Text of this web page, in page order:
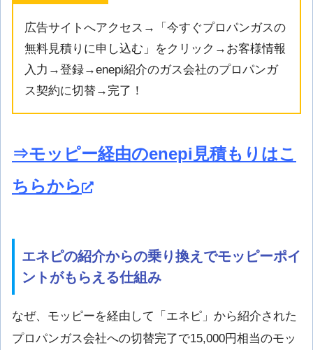
広告サイトへアクセス→「今すぐプロパンガスの
無料見積りに申し込む」をクリック→お客様情報
入力→登録→enepi紹介のガス会社のプロパンガ
ス契約に切替→完了！
⇒モッピー経由のenepi見積もりはこ
ちらから
エネピの紹介からの乗り換えでモッピーポイ
ントがもらえる仕組み
なぜ、モッピーを経由して「エネピ」から紹介された
プロパンガス会社への切替完了で15,000円相当のモッ